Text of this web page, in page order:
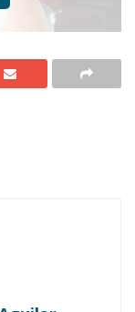
rosca y